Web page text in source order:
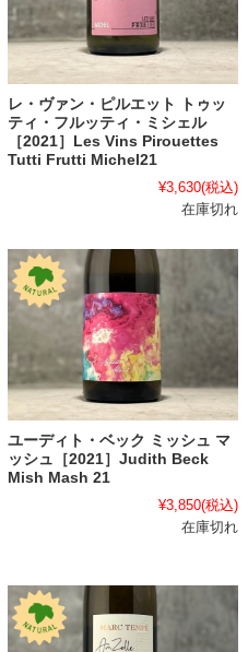
レ・ヴァン・ピルエット トゥッ
ティ・フルッティ・ミシェル
［2021］Les Vins Pirouettes
Tutti Frutti Michel21
¥3,630(税込)
在庫切れ
ユーディト・ベック ミッシュ マ
ッシュ［2021］Judith Beck
Mish Mash 21
¥3,850(税込)
在庫切れ